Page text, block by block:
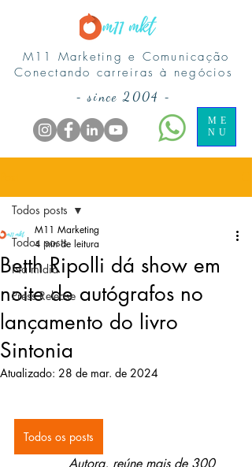
M11 Marketing e Comunicação
Conectando carreiras à negócios
ME
NU
-since 2004 -
Todos posts
Na midia
Press Release
Todos posts
Betth Ripolli dá show em
noite de autógrafos no
lançamento do livro
Sintonia
M11 Marketing
4 min de leitura
Atualizado: 28 de mar. de 2024
Todos os posts
Autora, reúne mais de 300